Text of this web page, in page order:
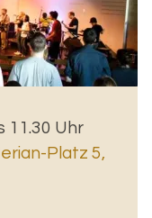
11.30 Uhr
Platz 5,